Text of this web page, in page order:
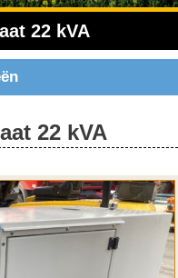
22 kVA
22 kVA